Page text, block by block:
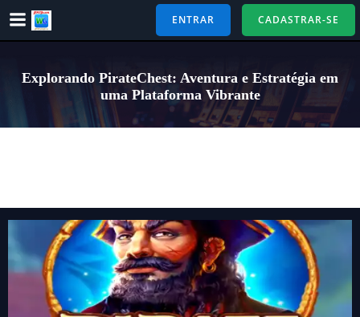
Pular
para
ENTRAR CADASTRAR-SE
Explorando PirateChest: Aventura e Estratégia em
uma Plataforma Vibrante